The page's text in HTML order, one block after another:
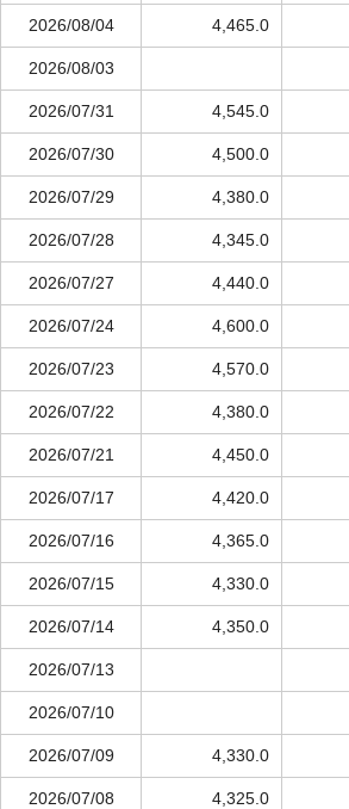
2026/08/04 4,465.0
2026/08/03
2026/07/31 4,545.0
2026/07/30 4,500.0
2026/07/29 4,380.0
2026/07/28 4,345.0
2026/07/27 4,440.0
2026/07/24 4,600.0
2026/07/23 4,570.0
2026/07/22 4,380.0
2026/07/21 4,450.0
2026/07/17 4,420.0
2026/07/16 4,365.0
2026/07/15 4,330.0
2026/07/14 4,350.0
2026/07/13
2026/07/10
2026/07/09 4,330.0
2026/07/08 4,325.0